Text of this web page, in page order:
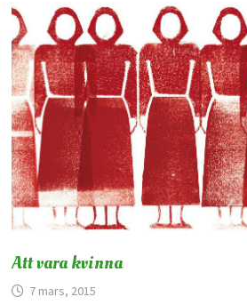
Att vara kvinna
7 mars, 2015